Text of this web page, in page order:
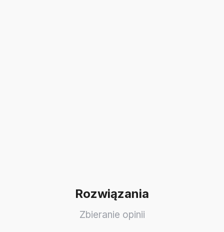
Rozwiązania
Zbieranie opinii